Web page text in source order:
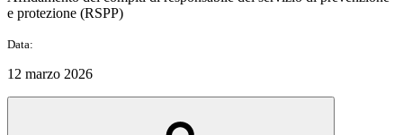
e protezione (RSPP)
Data:
12 marzo 2026